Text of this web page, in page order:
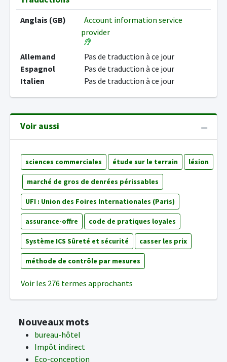
Anglais (GB)
Account information service
provider
Allemand
Pas de traduction à ce jour
Espagnol
Pas de traduction à ce jour
Italien
Pas de traduction à ce jour
Voir aussi
sciences commerciales étude sur le terrain lésion
marché de gros de denrées périssables
UFI : Union des Foires Internationales (Paris)
assurance-offre code de pratiques loyales
Système ICS Sûreté et sécurité casser les prix
méthode de contrôle par mesures
Voir les 276 termes approchants
Nouveaux mots
bureau-hôtel
Impôt indirect
Eco-conception